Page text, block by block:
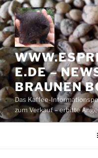
Zum
Inhalt
springen
E.DE –
BRAUNEN
Das Kaffee-
zum Verkauf – erbitte